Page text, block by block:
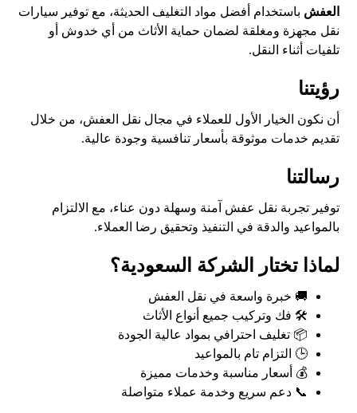
العفش باستخدام أفضل مواد التغليف الحديثة، مع توفير سيارات
نقل مجهزة ومغلقة لضمان حماية الأثاث من أي خدوش أو
تلفيات أثناء النقل.
رؤيتنا
أن نكون الخيار الأول للعملاء في مجال نقل العفش، من خلال
تقديم خدمات موثوقة بأسعار تنافسية وجودة عالية.
رسالتنا
توفير تجربة نقل عفش آمنة وسهلة دون عناء، مع الالتزام
بالمواعيد والدقة في التنفيذ وتحقيق رضا العملاء.
لماذا تختار الشركة السعودية؟
🚚 خبرة واسعة في نقل العفش
🛠️ فك وتركيب جميع أنواع الأثاث
📦 تغليف احترافي بمواد عالية الجودة
🕒 التزام تام بالمواعيد
💰 أسعار مناسبة وخدمات مميزة
📞 دعم سريع وخدمة عملاء متواصلة